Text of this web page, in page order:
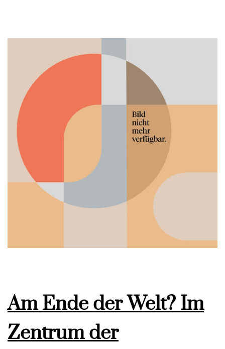
Am Ende der Welt? Im
Zentrum der